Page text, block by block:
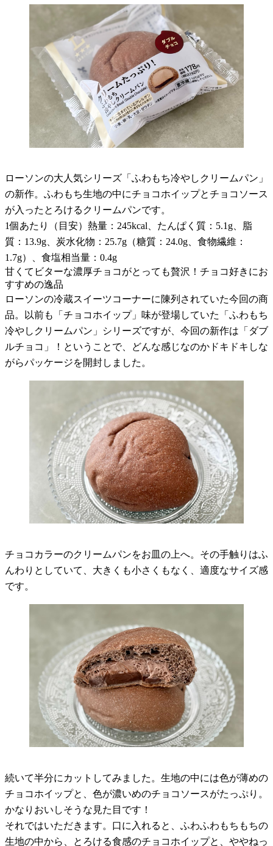
ローソンの大人気シリーズ「ふわもち冷やしクリームパン」
の新作。ふわもち生地の中にチョコホイップとチョコソース
が入ったとろけるクリームパンです。
1個あたり（目安）熱量：245kcal、たんぱく質：5.1g、脂
質：13.9g、炭水化物：25.7g（糖質：24.0g、食物繊維：
1.7g）、食塩相当量：0.4g
甘くてビターな濃厚チョコがとっても贅沢！チョコ好きにお
すすめの逸品
ローソンの冷蔵スイーツコーナーに陳列されていた今回の商
品。以前も「チョコホイップ」味が登場していた「ふわもち
冷やしクリームパン」シリーズですが、今回の新作は「ダブ
ルチョコ」！ということで、どんな感じなのかドキドキしな
がらパッケージを開封しました。
チョコカラーのクリームパンをお皿の上へ。その手触りはふ
んわりとしていて、大きくも小さくもなく、適度なサイズ感
です。
続いて半分にカットしてみました。生地の中には色が薄めの
チョコホイップと、色が濃いめのチョコソースがたっぷり。
かなりおいしそうな見た目です！
それではいただきます。口に入れると、ふわふわもちもちの
生地の中から、とろける食感のチョコホイップと、ややねっ